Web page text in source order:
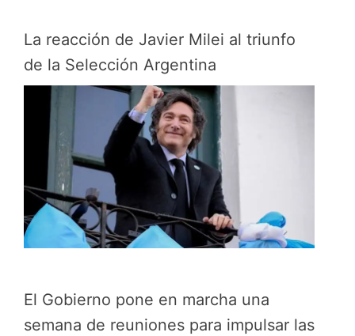
La reacción de Javier Milei al triunfo
de la Selección Argentina
El Gobierno pone en marcha una
semana de reuniones para impulsar las